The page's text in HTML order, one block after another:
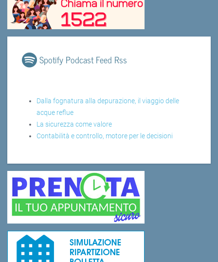
Spotify Podcast Feed Rss
Dalla fognatura alla depurazione, il viaggio delle
acque reflue
La sicurezza come valore
Contabilità e controllo, motore per le decisioni